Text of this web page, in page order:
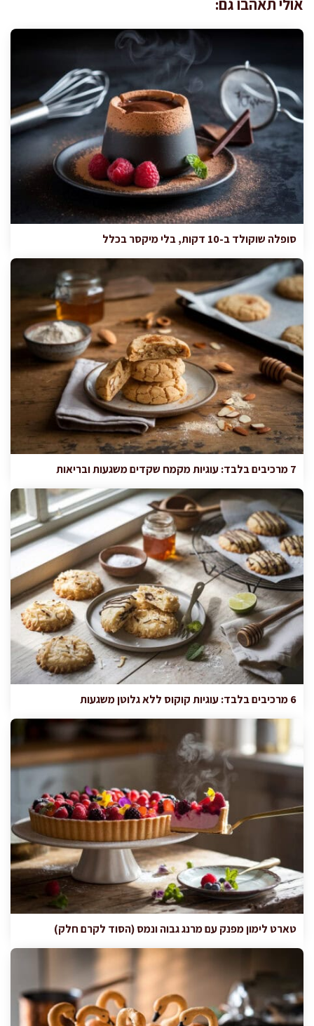
אולי תאהבו גם:
סופלה שוקולד ב-10 דקות, בלי מיקסר בכלל
7 מרכיבים בלבד: עוגיות מקמח שקדים משגעות ובריאות
6 מרכיבים בלבד: עוגיות קוקוס ללא גלוטן משגעות
טארט לימון מפנק עם מרנג גבוה ונמס (הסוד לקרם חלק)